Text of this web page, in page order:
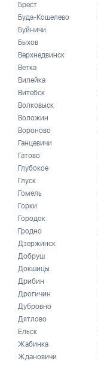
Брест
Буда-Кошелево
Буйничи
Быхов
Верхнедвинск
Ветка
Вилейка
Витебск
Волковыск
Воложин
Вороново
Ганцевичи
Гатово
Глубокое
Глуск
Гомель
Горки
Городок
Гродно
Дзержинск
Добруш
Докшицы
Дрибин
Дрогичин
Дубровно
Дятлово
Ельск
Жабинка
Ждановичи